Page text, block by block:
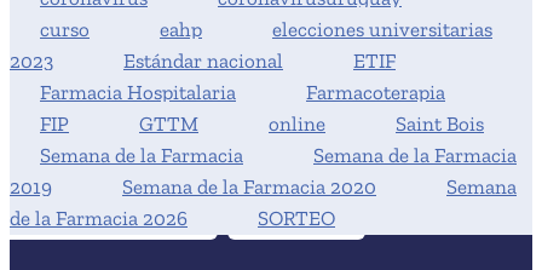
curso
eahp
elecciones universitarias
2023
Estándar nacional
ETIF
Farmacia Hospitalaria
Farmacoterapia
FIP
GTTM online
Saint Bois
Semana de la Farmacia
Semana de la Farmacia
2019
Semana de la Farmacia 2020
Semana
de la Farmacia 2026
SORTEO